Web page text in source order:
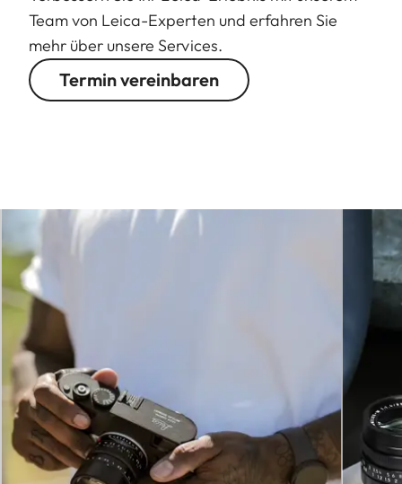
Team von Leica-Experten und erfahren Sie
mehr über unsere Services.
Termin vereinbaren